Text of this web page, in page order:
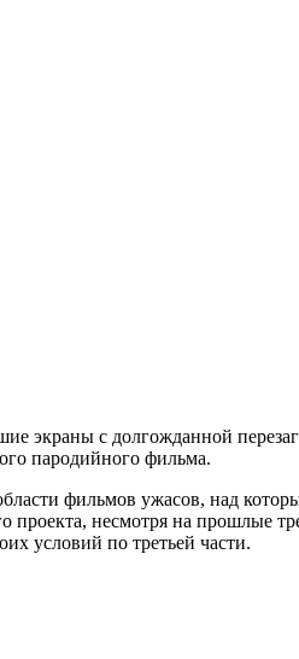
экраны с долгожданной
пародийного фильма.
фильмов ужасов, над
несмотря на прошлые
условий по третьей части.